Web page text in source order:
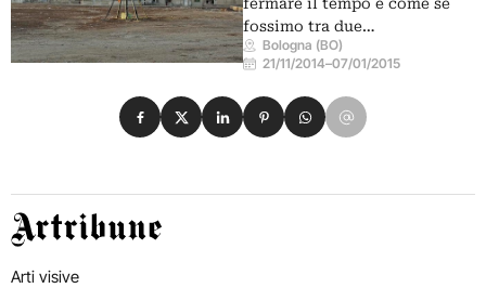
fossimo tra due…
Bologna (BO)
21/11/2014–07/01/2015
Condividi su Facebook
Condividi su X
Condividi su LinkedIn
Condividi su Pinterest
Condividi su WhatsApp
Condividi su Email
Artribune
Arti visive